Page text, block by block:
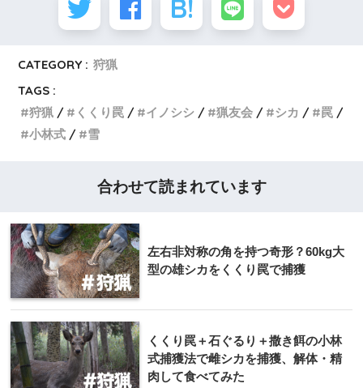
CATEGORY : 狩猟
TAGS :
狩猟
くくり罠 イノシシ 猟友会 シカ
罠
小林式
雪
合わせて読まれています
左右非対称の角を持つ奇形？60kg大
型の雄シカをくくり罠で捕獲
くくり罠＋石ぐるり＋撒き餌の小林
式捕獲法で雌シカを捕獲、解体・精
肉して食べてみた